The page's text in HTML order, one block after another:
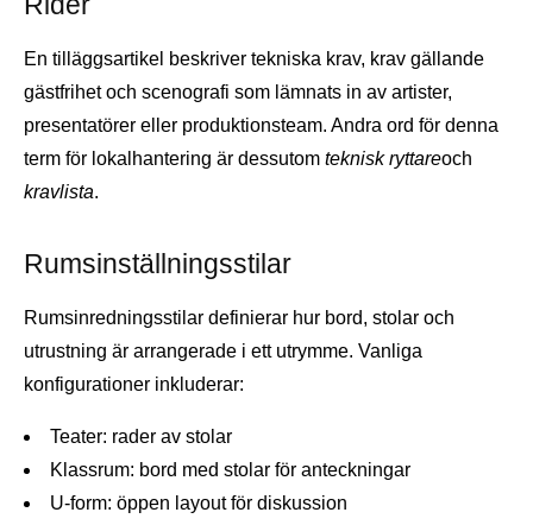
En tilläggsartikel beskriver tekniska krav, krav gällande
gästfrihet och scenografi som lämnats in av artister,
presentatörer eller produktionsteam. Andra ord för denna
term för lokalhantering är dessutom teknisk ryttareoch
kravlista.
Rumsinställningsstilar
Rumsinredningsstilar definierar hur bord, stolar och
utrustning är arrangerade i ett utrymme. Vanliga
konfigurationer inkluderar:
Teater: rader av stolar
Klassrum: bord med stolar för anteckningar
U-form: öppen layout för diskussion